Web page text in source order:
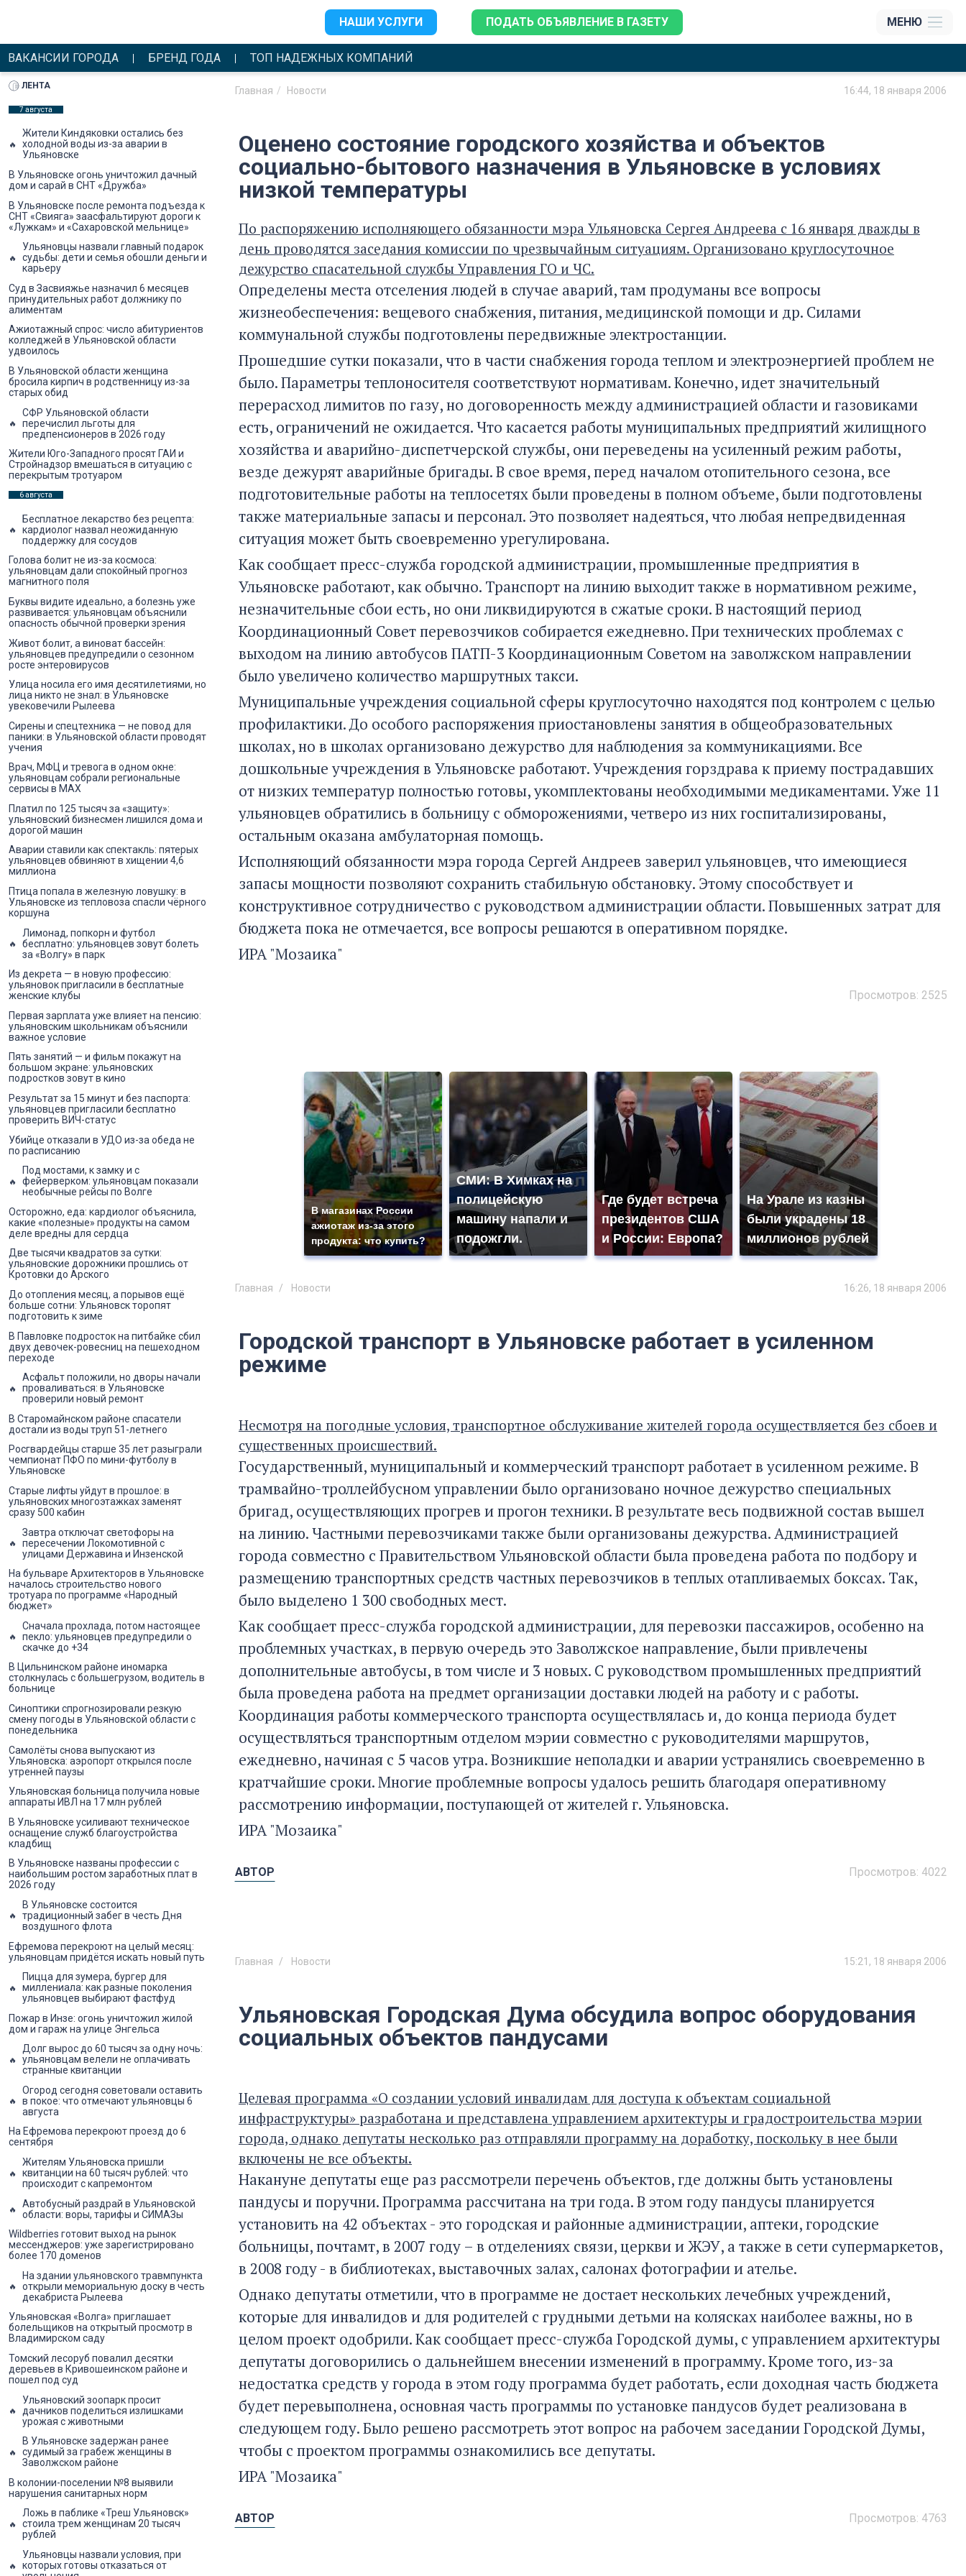
НАШИ УСЛУГИ ПОДАТЬ ОБЪЯВЛЕНИЕ В ГАЗЕТУ МЕНЮ
ВАКАНСИИ ГОРОДА БРЕНД ГОДА ТОП НАДЕЖНЫХ КОМПАНИЙ
Главная Новости 16:44, 18 января 2006
Оценено состояние городского хозяйства и объектов
социально-бытового назначения в Ульяновске в условиях
низкой температуры
По распоряжению исполняющего обязанности мэра Ульяновска Сергея Андреева с 16 января дважды в
день проводятся заседания комиссии по чрезвычайным ситуациям. Организовано круглосуточное
дежурство спасательной службы Управления ГО и ЧС.
Определены места отселения людей в случае аварий, там продуманы все вопросы
жизнеобеспечения: вещевого снабжения, питания, медицинской помощи и др. Силами
коммунальной службы подготовлены передвижные электростанции.
Прошедшие сутки показали, что в части снабжения города теплом и электроэнергией проблем не
было. Параметры теплоносителя соответствуют нормативам. Конечно, идет значительный
перерасход лимитов по газу, но договоренность между администрацией области и газовиками
есть, ограничений не ожидается. Что касается работы муниципальных предприятий жилищного
хозяйства и аварийно-диспетчерской службы, они переведены на усиленный режим работы,
везде дежурят аварийные бригады. В свое время, перед началом отопительного сезона, все
подготовительные работы на теплосетях были проведены в полном объеме, были подготовлены
также материальные запасы и персонал. Это позволяет надеяться, что любая непредвиденная
ситуация может быть своевременно урегулирована.
Как сообщает пресс-служба городской администрации, промышленные предприятия в
Ульяновске работают, как обычно. Транспорт на линию выходит также в нормативном режиме,
незначительные сбои есть, но они ликвидируются в сжатые сроки. В настоящий период
Координационный Совет перевозчиков собирается ежедневно. При технических проблемах с
выходом на линию автобусов ПАТП-3 Координационным Советом на заволжском направлении
было увеличено количество маршрутных такси.
Муниципальные учреждения социальной сферы круглосуточно находятся под контролем с целью
профилактики. До особого распоряжения приостановлены занятия в общеобразовательных
школах, но в школах организовано дежурство для наблюдения за коммуникациями. Все
дошкольные учреждения в Ульяновске работают. Учреждения горздрава к приему пострадавших
от низких температур полностью готовы, укомплектованы необходимыми медикаментами. Уже 11
ульяновцев обратились в больницу с обморожениями, четверо из них госпитализированы,
остальным оказана амбулаторная помощь.
Исполняющий обязанности мэра города Сергей Андреев заверил ульяновцев, что имеющиеся
запасы мощности позволяют сохранить стабильную обстановку. Этому способствует и
конструктивное сотрудничество с руководством администрации области. Повышенных затрат для
бюджета пока не отмечается, все вопросы решаются в оперативном порядке.
ИРА "Мозаика"
Просмотров: 2525
В магазинах России
ажиотаж из-за этого
продукта: что купить?
СМИ: В Химках на
полицейскую
машину напали и
подожгли.
Где будет встреча
президентов США
и России: Европа?
На Урале из казны
были украдены 18
миллионов рублей
Главная Новости 16:26, 18 января 2006
Городской транспорт в Ульяновске работает в усиленном
режиме
Несмотря на погодные условия, транспортное обслуживание жителей города осуществляется без сбоев и
существенных происшествий.
Государственный, муниципальный и коммерческий транспорт работает в усиленном режиме. В
трамвайно-троллейбусном управлении было организовано ночное дежурство специальных
бригад, осуществляющих прогрев и прогон техники. В результате весь подвижной состав вышел
на линию. Частными перевозчиками также были организованы дежурства. Администрацией
города совместно с Правительством Ульяновской области была проведена работа по подбору и
размещению транспортных средств частных перевозчиков в теплых отапливаемых боксах. Так,
было выделено 1 300 свободных мест.
Как сообщает пресс-служба городской администрации, для перевозки пассажиров, особенно на
проблемных участках, в первую очередь это Заволжское направление, были привлечены
дополнительные автобусы, в том числе и 3 новых. С руководством промышленных предприятий
была проведена работа на предмет организации доставки людей на работу и с работы.
Координация работы коммерческого транспорта осуществлялась и, до конца периода будет
осуществляться транспортным отделом мэрии совместно с руководителями маршрутов,
ежедневно, начиная с 5 часов утра. Возникшие неполадки и аварии устранялись своевременно в
кратчайшие сроки. Многие проблемные вопросы удалось решить благодаря оперативному
рассмотрению информации, поступающей от жителей г. Ульяновска.
ИРА "Мозаика"
Просмотров: 4022
АВТОР
Главная Новости 15:21, 18 января 2006
Ульяновская Городская Дума обсудила вопрос оборудования
социальных объектов пандусами
Целевая программа «О создании условий инвалидам для доступа к объектам социальной
инфраструктуры» разработана и представлена управлением архитектуры и градостроительства мэрии
города, однако депутаты несколько раз отправляли программу на доработку, поскольку в нее были
включены не все объекты.
Накануне депутаты еще раз рассмотрели перечень объектов, где должны быть установлены
пандусы и поручни. Программа рассчитана на три года. В этом году пандусы планируется
установить на 42 объектах - это городская и районные администрации, аптеки, городские
больницы, почтамт, в 2007 году – в отделениях связи, церкви и ЖЭУ, а также в сети супермаркетов,
в 2008 году - в библиотеках, выставочных залах, салонах фотографии и ателье.
Однако депутаты отметили, что в программе не достает нескольких лечебных учреждений,
которые для инвалидов и для родителей с грудными детьми на колясках наиболее важны, но в
целом проект одобрили. Как сообщает пресс-служба Городской думы, с управлением архитектуры
депутаты договорились о дальнейшем внесении изменений в программу. Кроме того, из-за
недостатка средств у города в этом году программа будет работать, если доходная часть бюджета
будет перевыполнена, основная часть программы по установке пандусов будет реализована в
следующем году. Было решено рассмотреть этот вопрос на рабочем заседании Городской Думы,
чтобы с проектом программы ознакомились все депутаты.
ИРА "Мозаика"
Просмотров: 4763
АВТОР
ЛЕНТА
7 августа
Жители Киндяковки остались без
холодной воды из-за аварии в
Ульяновске
В Ульяновске огонь уничтожил дачный
дом и сарай в СНТ «Дружба»
В Ульяновске после ремонта подъезда к
СНТ «Свияга» заасфальтируют дороги к
«Лужкам» и «Сахаровской мельнице»
Ульяновцы назвали главный подарок
судьбы: дети и семья обошли деньги и
карьеру
Суд в Засвияжье назначил 6 месяцев
принудительных работ должнику по
алиментам
Ажиотажный спрос: число абитуриентов
колледжей в Ульяновской области
удвоилось
В Ульяновской области женщина
бросила кирпич в родственницу из-за
старых обид
СФР Ульяновской области
перечислил льготы для
предпенсионеров в 2026 году
Жители Юго-Западного просят ГАИ и
Стройнадзор вмешаться в ситуацию с
перекрытым тротуаром
6 августа
Бесплатное лекарство без рецепта:
кардиолог назвал неожиданную
поддержку для сосудов
Голова болит не из-за космоса:
ульяновцам дали спокойный прогноз
магнитного поля
Буквы видите идеально, а болезнь уже
развивается: ульяновцам объяснили
опасность обычной проверки зрения
Живот болит, а виноват бассейн:
ульяновцев предупредили о сезонном
росте энтеровирусов
Улица носила его имя десятилетиями, но
лица никто не знал: в Ульяновске
увековечили Рылеева
Сирены и спецтехника — не повод для
паники: в Ульяновской области проводят
учения
Врач, МФЦ и тревога в одном окне:
ульяновцам собрали региональные
сервисы в MAX
Платил по 125 тысяч за «защиту»:
ульяновский бизнесмен лишился дома и
дорогой машин
Аварии ставили как спектакль: пятерых
ульяновцев обвиняют в хищении 4,6
миллиона
Птица попала в железную ловушку: в
Ульяновске из тепловоза спасли чёрного
коршуна
Лимонад, попкорн и футбол
бесплатно: ульяновцев зовут болеть
за «Волгу» в парк
Из декрета — в новую профессию:
ульяновок пригласили в бесплатные
женские клубы
Первая зарплата уже влияет на пенсию:
ульяновским школьникам объяснили
важное условие
Пять занятий — и фильм покажут на
большом экране: ульяновских
подростков зовут в кино
Результат за 15 минут и без паспорта:
ульяновцев пригласили бесплатно
проверить ВИЧ-статус
Убийце отказали в УДО из-за обеда не
по расписанию
Под мостами, к замку и с
фейерверком: ульяновцам показали
необычные рейсы по Волге
Осторожно, еда: кардиолог объяснила,
какие «полезные» продукты на самом
деле вредны для сердца
Две тысячи квадратов за сутки:
ульяновские дорожники прошлись от
Кротовки до Арского
До отопления месяц, а порывов ещё
больше сотни: Ульяновск торопят
подготовить к зиме
В Павловке подросток на питбайке сбил
двух девочек-ровесниц на пешеходном
переходе
Асфальт положили, но дворы начали
проваливаться: в Ульяновске
проверили новый ремонт
В Старомайнском районе спасатели
достали из воды труп 51-летнего
Росгвардейцы старше 35 лет разыграли
чемпионат ПФО по мини-футболу в
Ульяновске
Старые лифты уйдут в прошлое: в
ульяновских многоэтажках заменят
сразу 500 кабин
Завтра отключат светофоры на
пересечении Локомотивной с
улицами Державина и Инзенской
На бульваре Архитекторов в Ульяновске
началось строительство нового
тротуара по программе «Народный
бюджет»
Сначала прохлада, потом настоящее
пекло: ульяновцев предупредили о
скачке до +34
В Цильнинском районе иномарка
столкнулась с большегрузом, водитель в
больнице
Синоптики спрогнозировали резкую
смену погоды в Ульяновской области с
понедельника
Самолёты снова выпускают из
Ульяновска: аэропорт открылся после
утренней паузы
Ульяновская больница получила новые
аппараты ИВЛ на 17 млн рублей
В Ульяновске усиливают техническое
оснащение служб благоустройства
кладбищ
В Ульяновске названы профессии с
наибольшим ростом заработных плат в
2026 году
В Ульяновске состоится
традиционный забег в честь Дня
воздушного флота
Ефремова перекроют на целый месяц:
ульяновцам придётся искать новый путь
Пицца для зумера, бургер для
миллениала: как разные поколения
ульяновцев выбирают фастфуд
Пожар в Инзе: огонь уничтожил жилой
дом и гараж на улице Энгельса
Долг вырос до 60 тысяч за одну ночь:
ульяновцам велели не оплачивать
странные квитанции
Огород сегодня советовали оставить
в покое: что отмечают ульяновцы 6
августа
На Ефремова перекроют проезд до 6
сентября
Жителям Ульяновска пришли
квитанции на 60 тысяч рублей: что
происходит с капремонтом
Автобусный раздрай в Ульяновской
области: воры, тарифы и СИМАЗы
Wildberries готовит выход на рынок
мессенджеров: уже зарегистрировано
более 170 доменов
На здании ульяновского травмпункта
открыли мемориальную доску в честь
декабриста Рылеева
Ульяновская «Волга» приглашает
болельщиков на открытый просмотр в
Владимирском саду
Томский лесоруб повалил десятки
деревьев в Кривошеинском районе и
пошел под суд
Ульяновский зоопарк просит
дачников поделиться излишками
урожая с животными
В Ульяновске задержан ранее
судимый за грабеж женщины в
Заволжском районе
В колонии-поселении №8 выявили
нарушения санитарных норм
Ложь в паблике «Треш Ульяновск»
стоила трем женщинам 20 тысяч
рублей
Ульяновцы назвали условия, при
которых готовы отказаться от